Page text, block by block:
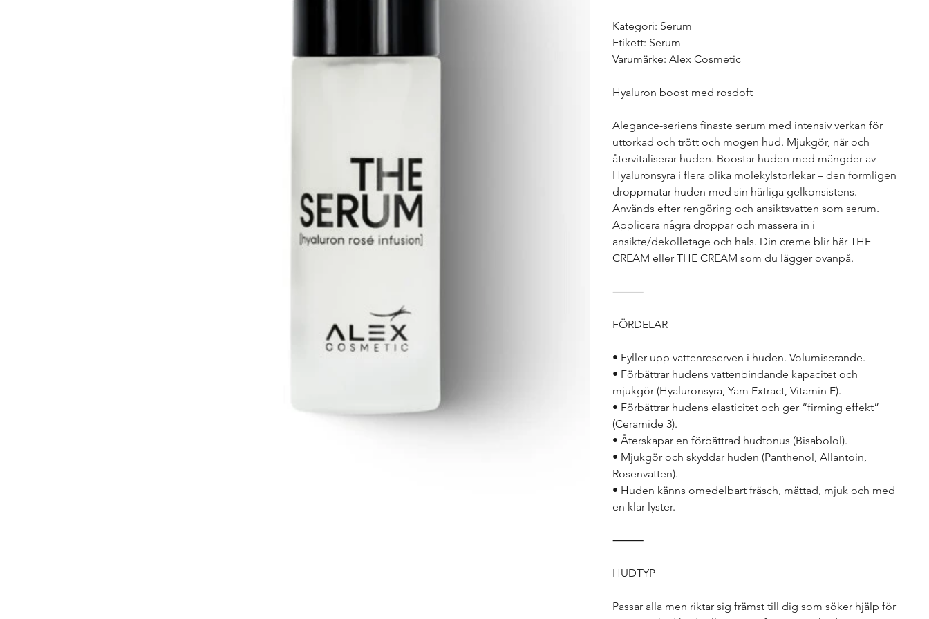
Kategori: Serum
Etikett: Serum
Varumärke: Alex Cosmetic
Hyaluron boost med rosdoft
Alegance-seriens finaste serum med intensiv verkan för
uttorkad och trött och mogen hud. Mjukgör, när och
återvitaliserar huden. Boostar huden med mängder av
Hyaluronsyra i flera olika molekylstorlekar – den formligen
droppmatar huden med sin härliga gelkonsistens.
Används efter rengöring och ansiktsvatten som serum.
Applicera några droppar och massera in i
ansikte/dekolletage och hals. Din creme blir här THE
CREAM eller THE CREAM som du lägger ovanpå.
⸻
FÖRDELAR
• Fyller upp vattenreserven i huden. Volumiserande.
• Förbättrar hudens vattenbindande kapacitet och
mjukgör (Hyaluronsyra, Yam Extract, Vitamin E).
• Förbättrar hudens elasticitet och ger “firming effekt”
(Ceramide 3).
• Återskapar en förbättrad hudtonus (Bisabolol).
• Mjukgör och skyddar huden (Panthenol, Allantoin,
Rosenvatten).
• Huden känns omedelbart fräsch, mättad, mjuk och med
en klar lyster.
⸻
HUDTYP
Passar alla men riktar sig främst till dig som söker hjälp för